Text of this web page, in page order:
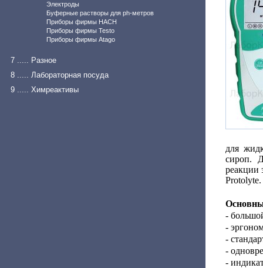
Электроды
Буферные растворы для ph-метров
Приборы фирмы HACH
Приборы фирмы Testo
Приборы фирмы Atago
7 ..... Разное
8 ..... Лабораторная посуда
9 ..... Химреактивы
для
сироп.
реакции
-
-
-
-
-